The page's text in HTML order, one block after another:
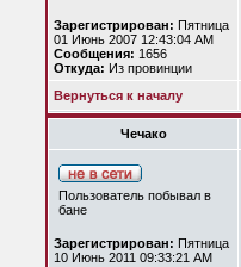
Зарегистрирован: Пятница
01 Июнь 2007 12:43:04 AM
Сообщения: 1656
Откуда: Из провинции
Вернуться к началу
Чечако
Пользователь побывал в
бане
Зарегистрирован: Пятница
10 Июнь 2011 09:33:21 AM